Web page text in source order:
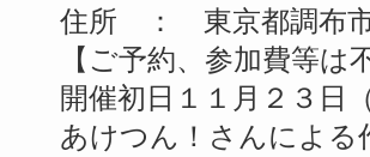
住所 ： 東京都調布
【ご予約、参加費等は
開催初日１１月２３日
あけつん！さんによる